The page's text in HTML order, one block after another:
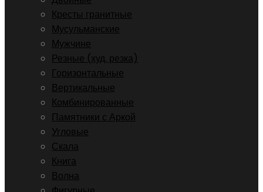
Кресты гранитные
Мусульманские
Мужчине
Резные (худ. резка)
Горизонтальные
Вертикальные
Комбинированные
Памятники с Аркой
Угловые
Скала
Книга
Волна